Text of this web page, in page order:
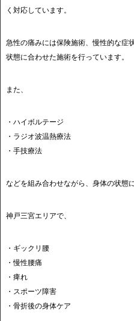
く対応しています。
急性の痛みには保険施術、慢性的な症
状態に合わせた施術を行っています。
また、
・ハイボルテージ
・ラジオ波温熱療法
・手技療法
などを組み合わせながら、身体の状態
神戸三宮エリアで、
・ギックリ腰
・慢性腰痛
・痺れ
・スポーツ障害
・骨折後の身体ケア